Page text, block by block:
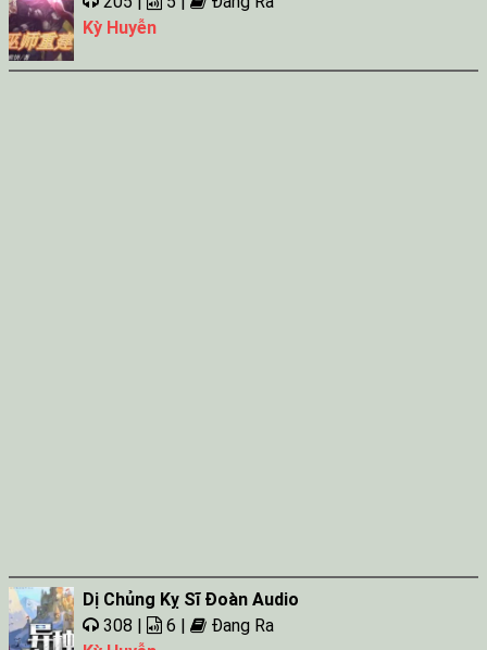
Kỳ Huyễn
Dị Chủng Kỵ Sĩ Đoàn Audio
308 |
6 |
Đang Ra